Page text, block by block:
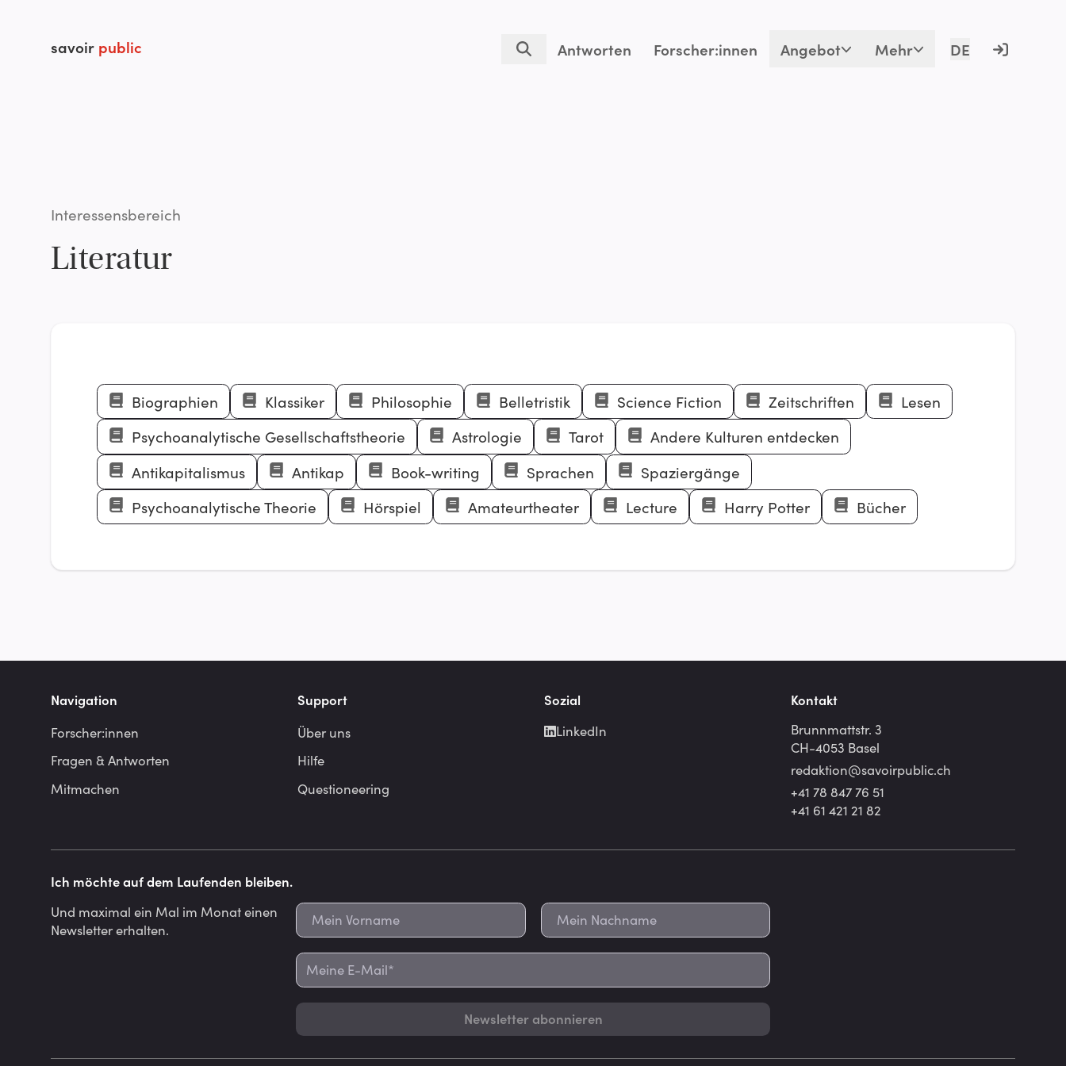
savoir public Antworten Forscher:innen Angebot Mehr DE
Interessensbereich
Literatur
Biographien Klassiker Philosophie Belletristik Science Fiction Zeitschriften
Lesen
Psychoanalytische Gesellschaftstheorie
Astrologie Tarot
Andere Kulturen entdecken
Antikapitalismus
Antikap Book-writing Sprachen
Spaziergänge
Psychoanalytische Theorie
Hörspiel Amateurtheater Lecture Harry Potter Bücher
Navigation
Forscher:innen
Fragen & Antworten
Mitmachen
Support
Über uns
Hilfe
Questioneering
Sozial
LinkedIn
Kontakt
Brunnmattstr. 3
CH-4053 Basel
redaktion@savoirpublic.ch
+41 78 847 76 51
+41 61 421 21 82
Ich möchte auf dem Laufenden bleiben.
Und maximal ein Mal im Monat einen
Newsletter erhalten.
Newsletter abonnieren